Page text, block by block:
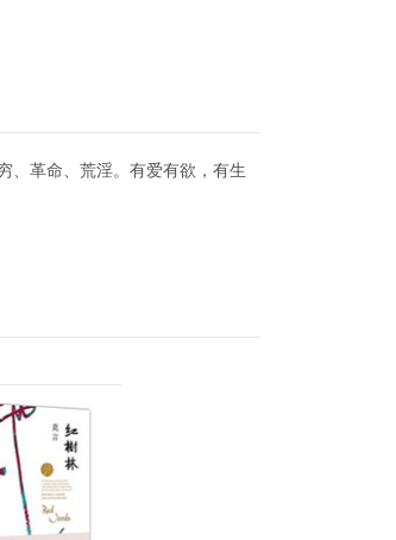
、革命、荒淫。有爱有欲，有生